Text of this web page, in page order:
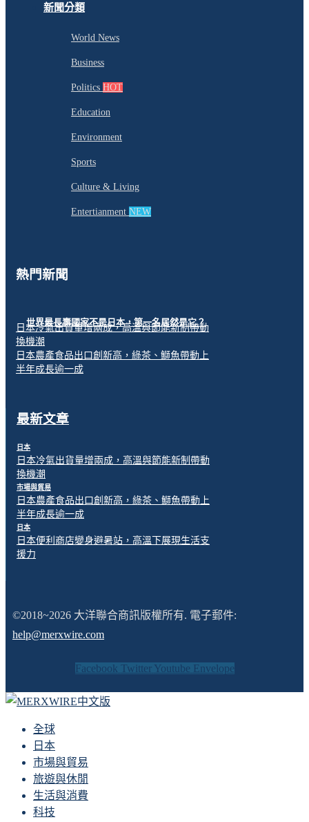
新聞分類
World News
Business
Politics HOT
Education
Environment
Sports
Culture & Living
Entertianment NEW
熱門新聞
世界最長壽國家不是日本，第一名居然是它？
日本冷氣出貨量增兩成，高溫與節能新制帶動
換機潮
日本農產食品出口創新高，綠茶、鰤魚帶動上
半年成長逾一成
最新文章
日本
日本冷氣出貨量增兩成，高溫與節能新制帶動
換機潮
市場與貿易
日本農產食品出口創新高，綠茶、鰤魚帶動上
半年成長逾一成
日本
日本便利商店變身避暑站，高溫下展現生活支
援力
©2018~2026 大洋聯合商訊版權所有. 電子郵件:
help@merxwire.com
Facebook Twitter Youtube Envelope
全球
日本
市場與貿易
旅遊與休閒
生活與消費
科技